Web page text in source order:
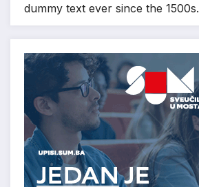
dummy text ever since the 1500s.